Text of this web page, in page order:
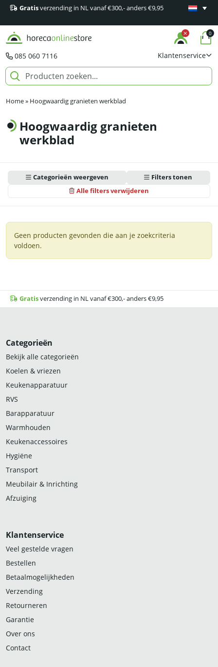
Gratisverzending in NL vanaf €300,- anders €9,95
Minimaal
085 060 7116 Klantenservice
0
Home» Hoogwaardig granieten werkblad
Hoogwaardig granieten
werkblad
Categorieën weergeven
Alle filters verwijderen
Filters tonen
Geen producten gevonden die aan je zoekcriteria
voldoen.
Gratisverzending in NL vanaf €300,- anders €9,95
Categorieën
Bekijk alle categorieën
Koelen & vriezen
Keukenapparatuur
RVS
Barapparatuur
Warmhouden
Keukenaccessoires
Hygiëne
Transport
Meubilair & Inrichting
Afzuiging
Klantenservice
Veel gestelde vragen
Bestellen
Betaalmogelijkheden
Verzending
Retourneren
Garantie
Over ons
Contact